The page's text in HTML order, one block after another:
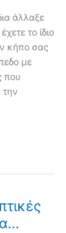
άλλαξε
το ίδιο
κήπο σας
με
που
την